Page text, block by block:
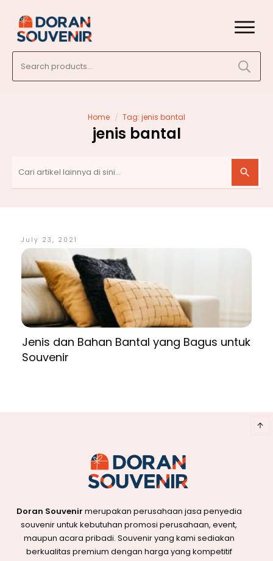
for:
Home / Tag: jenis bantal
jenis bantal
July 23, 2021
Jenis dan Bahan Bantal yang Bagus untuk
Souvenir
Doran Souvenir merupakan perusahaan jasa penyedia
souvenir untuk kebutuhan promosi perusahaan, event,
maupun acara pribadi. Souvenir yang kami sediakan
berkualitas premium dengan harga yang kompetitif